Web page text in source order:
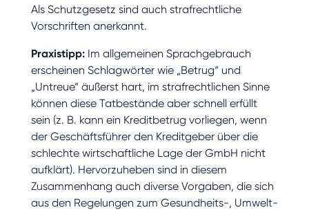
Als Schutzgesetz sind auch strafrechtliche
Vorschriften anerkannt.
Praxistipp: Im allgemeinen Sprachgebrauch
erscheinen Schlagwörter wie „Betrug“ und
„Untreue“ äußerst hart, im strafrechtlichen Sinne
können diese Tatbestände aber schnell erfüllt
sein (z. B. kann ein Kreditbetrug vorliegen, wenn
der Geschäftsführer den Kreditgeber über die
schlechte wirtschaftliche Lage der GmbH nicht
aufklärt). Hervorzuheben sind in diesem
Zusammenhang auch diverse Vorgaben, die sich
aus den Regelungen zum Gesundheits-, Umwelt-